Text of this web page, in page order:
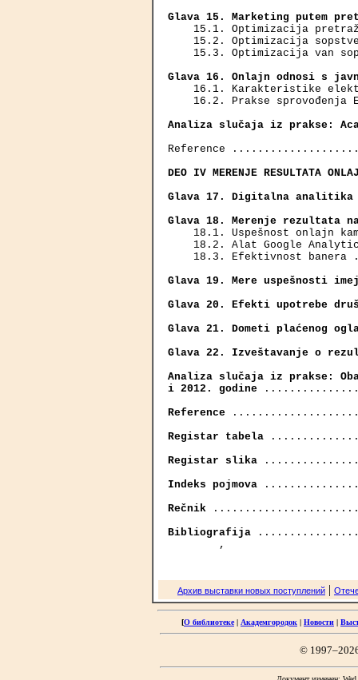
Glava 15. Marketing putem
15.1. Optimizacija
15.2. Optimizacija
15.3. Optimizacija van
Glava 16. Onlajn odnosi s
16.1. Karakteristike
16.2. Prakse sprovođenja
Analiza slučaja iz prakse:
Reference
DEO IV MERENJE RESULTATA
Glava 17. Digitalna analitika
Glava 18. Merenje rezultata
18.1. Uspešnost onlajn
18.2. Alat Google
18.3. Efektivnost banera
Glava 19. Mere uspešnosti
Glava 20. Efekti upotrebe
Glava 21. Dometi plaćenog
Glava 22. Izveštavanje o
Analiza slučaja iz prakse:
i 2012. godine
Reference
Registar tabela
Registar slika
Indeks pojmova
Rečnik
Bibliografija
Архив выставки новых поступлений |
[О библиотеке| Академгородок | Новости |
©